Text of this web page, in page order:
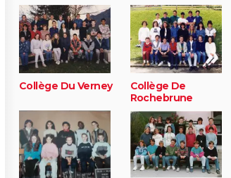
Collège Du Verney
Collège De
Rochebrune